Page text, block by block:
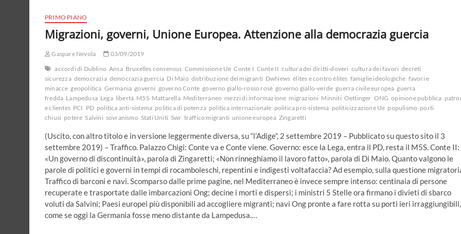
PRIMO PIANO
Migrazioni, governi, Unione Europea. Attenzione alla democrazia guercia
Gaspare Nevola
03/09/2019
accordi di Dublino Ansa Bruxelles consensus Commissione Ue Conte I Conte II cultura dei diritti-doveri cultura dei favori decreti
sicurezza democrazia democrazia guercia Di Maio distribuzione dei migranti DwNews élites e contro élites famiglie ideologiche favori e
minacce geopolitica Germania governi governo Conte governo giallo-rosso rosè governo giallo-verde guerra civile europea guerra
fredda Lampedusa Lega libertà M5S Mattarella Mediterraneo mezzi di informazione migrazioni Minniti Oettinger ONG opinione pubblica
e clientes PCI PD politica anti-sistema politica di potenza politica internazionale politica pro-sistema politicizzazione Ue populismo porti
chiusi potere Salvini sovranismo Stati Uniti Swr traffico migranti unione europea Zingaretti
(Uscito, con altro titolo e in versione leggermente diversa, su “l’Adige”, 2 settembre 2019 – Pubblicato su questo sito il 3
settembre 2019) – Traffico. Palazzo Chigi: Conte va e Conte viene. Governo: esce la Lega, entra il PD, resta il M5S. Conte II:
«Un governo di discontinuità», parola di Zingaretti; «Non rinneghiamo il lavoro fatto», parola di Di Maio. Quanto valgono le
parole di politici e governi in tempi di rocamboleschi, repentini e indigesti voltafaccia? Ad esempio, sulla questione
Traffico di barconi e navi. Scomparso dalle prime pagine, nel Mediterraneo è invece sempre intenso: centinaia di persone
recuperate e trasportate dalle imbarcazioni Ong; decine i morti e dispersi; i ministri 5 Stelle ora firmano i divieti di sbarco
voluti da Salvini; Paesi europei più disponibili ad accogliere migranti; navi Ong pronte a fare rotta su porti ieri irraggiungibili,
come se oggi la Germania fosse meno distante da Lampedusa.…